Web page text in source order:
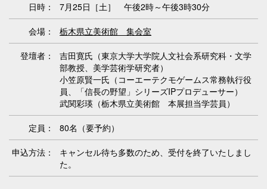
日時： 7月25日［土］ 午後2時～午後3時30分
会場： 栃木県立美術館 集会室
登壇者：
吉田寛氏（東京大学大学院人文社会系研究科・文学
部教授、美学芸術学研究者）
小笠原賢一氏（コーエーテクモゲームス常務執行役
員、「信長の野望」シリーズIPプロデューサー）
武関彩瑛（栃木県立美術館 本展担当学芸員）
定員： 80名（要予約）
申込方法：
キャンセル待ち多数のため、受付を終了いたしまし
た。